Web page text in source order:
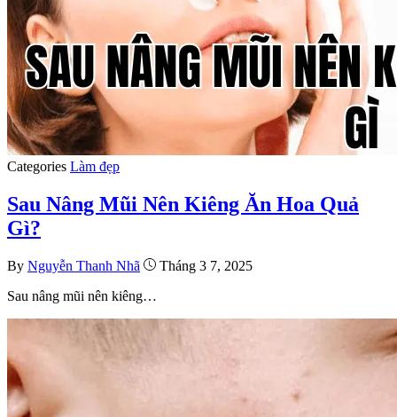
Categories Làm đẹp
Sau Nâng Mũi Nên Kiêng Ăn Hoa Quả
Gì?
By Nguyễn Thanh Nhã
Tháng 3 7, 2025
Sau nâng mũi nên kiêng…